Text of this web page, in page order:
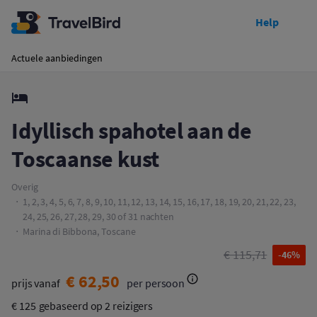
Help
Actuele aanbiedingen
Idyllisch spahotel aan de Toscaanse kust Toon prijzen
Idyllisch spahotel aan de
Toscaanse kust
Overig
1, 2, 3, 4, 5, 6, 7, 8, 9, 10, 11, 12, 13, 14, 15, 16, 17, 18, 19, 20, 21, 22, 23,
24, 25, 26, 27, 28, 29, 30 of 31 nachten
Marina di Bibbona, Toscane
€ 115,71 -46%
prijs vanaf € 62,50 per persoon
€ 125 gebaseerd op 2 reizigers